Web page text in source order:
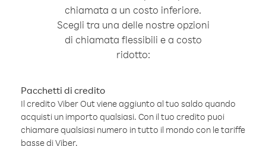
chiamata a un costo inferiore.
Scegli tra una delle nostre opzioni
di chiamata flessibili e a costo
ridotto:
Pacchetti di credito
Il credito Viber Out viene aggiunto al tuo saldo quando
acquisti un importo qualsiasi. Con il tuo credito puoi
chiamare qualsiasi numero in tutto il mondo con le tariffe
basse di Viber.